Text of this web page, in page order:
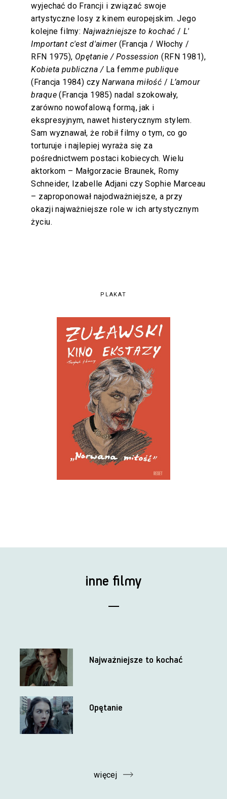
PLAKAT
wyjechać do Francji i związać swoje
artystyczne losy z kinem europejskim. Jego
kolejne filmy: Najważniejsze to kochać / L'
Important c'est d'aimer(Francja / Włochy /
RFN 1975), Opętanie / Possession (RFN 1981),
Kobieta publiczna / La femme publique
(Francja 1984) czyNarwana miłość / L’amour
braque(Francja 1985) nadal szokowały,
zarówno nowofalową formą, jak i
ekspresyjnym, nawet histerycznym stylem.
Sam wyznawał, że robił filmy o tym, co go
torturuje i najlepiej wyraża się za
pośrednictwem postaci kobiecych. Wielu
aktorkom – Małgorzacie Braunek, Romy
Schneider, Izabelle Adjani czy Sophie Marceau
– zaproponował najodważniejsze, a przy
okazji najważniejsze role w ich artystycznym
życiu.
inne filmy
Najważniejsze to kochać
Opętanie
więcej